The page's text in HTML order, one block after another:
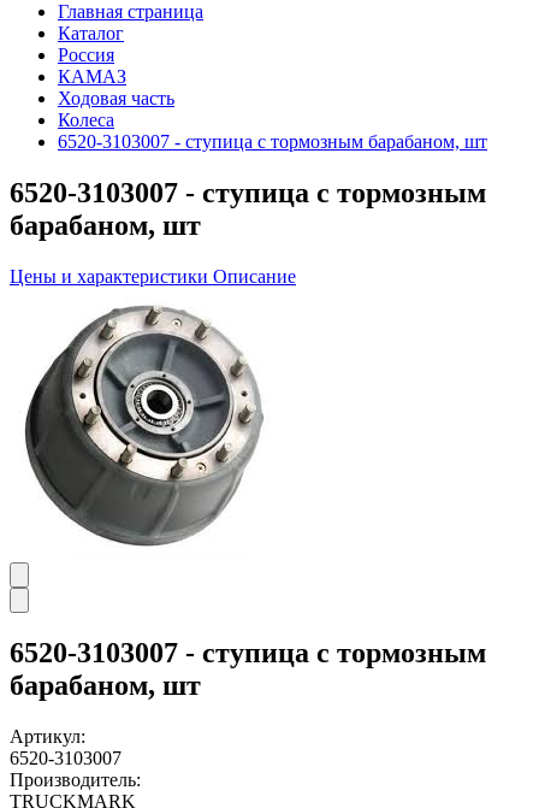
Главная страница
Каталог
Россия
КАМАЗ
Ходовая часть
Колеса
6520-3103007 - ступица с тормозным барабаном, шт
6520-3103007 - ступица с тормозным
барабаном, шт
Цены и характеристики Описание
6520-3103007 - ступица с тормозным
барабаном, шт
Артикул:
6520-3103007
Производитель:
TRUCKMARK